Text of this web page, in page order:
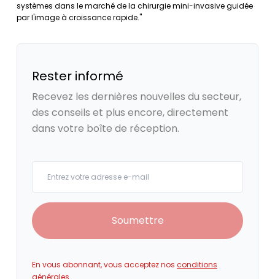
systèmes dans le marché de la chirurgie mini-invasive guidée
par l'image à croissance rapide."
Rester informé
Recevez les dernières nouvelles du secteur,
des conseils et plus encore, directement
dans votre boîte de réception.
Soumettre
En vous abonnant, vous acceptez nos conditions
générales.